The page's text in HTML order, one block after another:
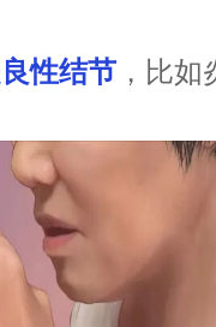
性结节 ，比